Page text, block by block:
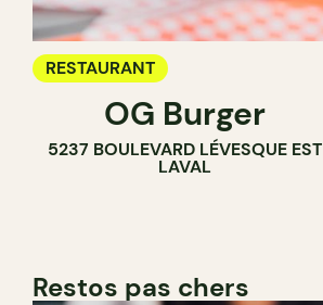
RESTAURANT
OG Burger
5237 BOULEVARD LÉVESQUE EST
LAVAL
Restos pas chers